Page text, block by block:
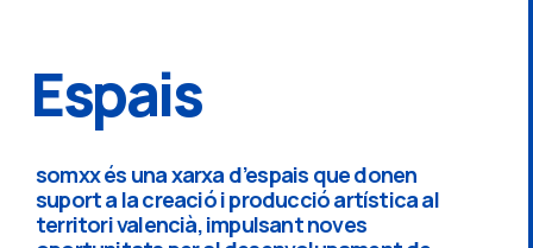
Espais
somxx és una xarxa d’espais que donen
suport a la creació i producció artística al
territori valencià, impulsant noves